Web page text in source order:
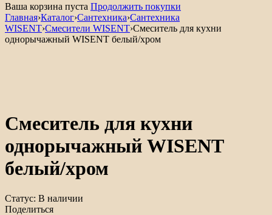
Ваша корзина пуста Продолжить покупки
Главная›Каталог›Сантехника›Сантехника
WISENT›Смесители WISENT›Смеситель для кухни
однорычажный WISENT белый/хром
Смеситель для кухни
однорычажный WISENT
белый/хром
Статус: В наличии
Поделиться